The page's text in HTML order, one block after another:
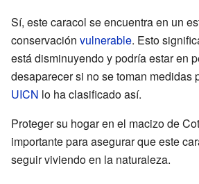
Sí, este caracol se encuentra en un
conservación vulnerable. Esto
está disminuyendo y podría estar en
desaparecer si no se toman medidas
UICN lo ha clasificado así.
Proteger su hogar en el macizo de
importante para asegurar que este
seguir viviendo en la naturaleza.